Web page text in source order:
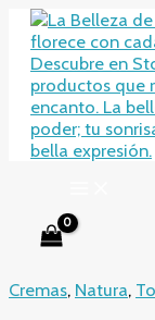
contenido
Cremas, Natura,